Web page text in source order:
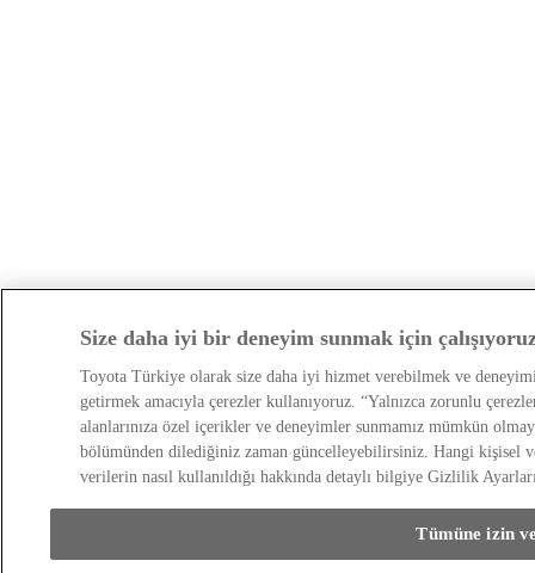
Size daha iyi bir deneyim sunmak için
Toyota Türkiye olarak size daha iyi hizmet verebilmek ve
getirmek amacıyla çerezler kullanıyoruz. “Yalnızca zorunlu
alanlarınıza özel içerikler ve deneyimler sunmamız mümkün
bölümünden dilediğiniz zaman güncelleyebilirsiniz. Hangi kişisel
verilerin nasıl kullanıldığı hakkında detaylı bilgiye Gizlilik
Tümüne izin